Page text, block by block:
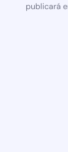
publicará